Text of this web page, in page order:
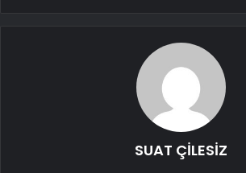
SUAT ÇİLESİZ